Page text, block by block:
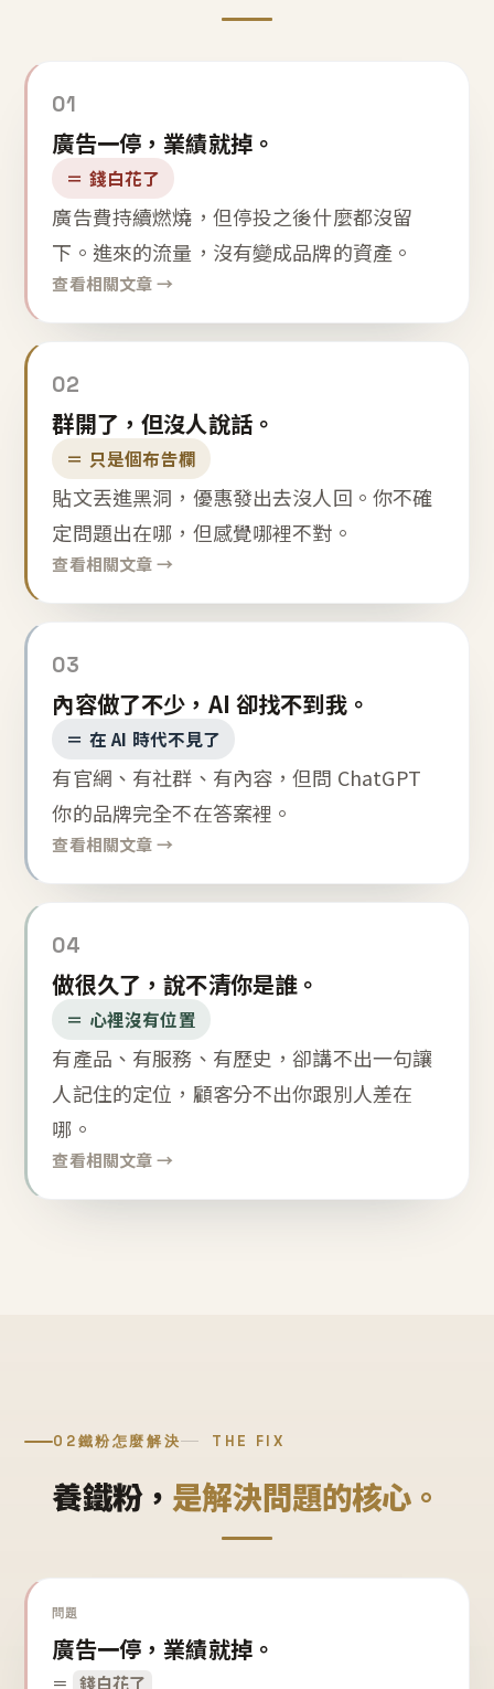
01
廣告一停，業績就掉。
＝ 錢白花了
廣告費持續燃燒，但停投之後什麼都沒留
下。進來的流量，沒有變成品牌的資產。
查看相關文章 →
02
群開了，但沒人說話。
＝ 只是個布告欄
貼文丟進黑洞，優惠發出去沒人回。你不確
定問題出在哪，但感覺哪裡不對。
查看相關文章 →
03
內容做了不少，AI 卻找不到我。
＝ 在 AI 時代不見了
有官網、有社群、有內容，但問 ChatGPT
你的品牌完全不在答案裡。
查看相關文章 →
04
做很久了，說不清你是誰。
＝ 心裡沒有位置
有產品、有服務、有歷史，卻講不出一句讓
人記住的定位，顧客分不出你跟別人差在
哪。
查看相關文章 →
02鐵粉怎麼解決 THE FIX
養鐵粉， 是解決問題的核心。
問題
廣告一停，業績就掉。
＝ 錢白花了